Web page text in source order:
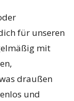
für unseren
mit
draußen
und